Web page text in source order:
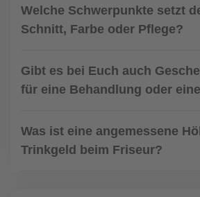
Welche Schwerpunkte setzt
Schnitt, Farbe oder Pflege?
Gibt es bei Euch auch
für eine Behandlung oder
Was ist eine angemessene
Trinkgeld beim Friseur?